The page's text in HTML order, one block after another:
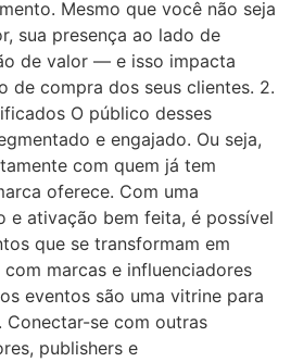
Mesmo que você não seja
sua presença ao lado de
de valor — e isso impacta
de compra dos seus clientes. 2.
O público desses
e engajado. Ou seja,
com quem já tem
oferece. Com uma
e ativação bem feita, é possível
que se transformam em
marcas e influenciadores
eventos são uma vitrine para
Conectar-se com outras
publishers e